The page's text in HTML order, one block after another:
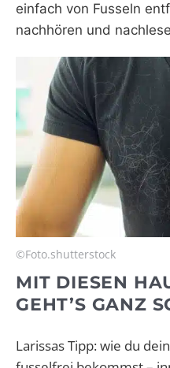
einfach von Fusseln
nachhören und
©Foto.shutterstock
MIT DIESEN
GEHT’S GANZ
Larissas Tipp: wie du